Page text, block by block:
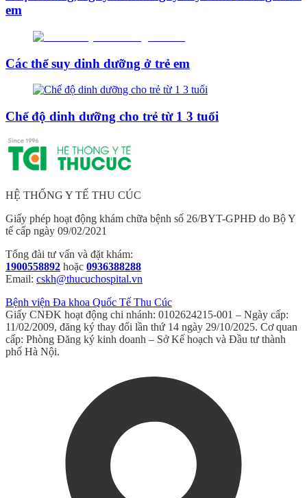
em
Các thể suy dinh dưỡng ở trẻ em
Chế độ dinh dưỡng cho trẻ từ 1 3 tuổi
HỆ THỐNG Y TẾ THU CÚC
Giấy phép hoạt động khám chữa bệnh số 26/BYT-GPHĐ do Bộ Y
tế cấp ngày 09/02/2021
Tổng đài tư vấn và đặt khám:
1900558892 hoặc 0936388288
Email: cskh@thucuchospital.vn
Bệnh viện Đa khoa Quốc Tế Thu Cúc
Giấy CNĐK hoạt động chi nhánh: 0102624215-001 – Ngày cấp:
11/02/2009, đăng ký thay đổi lần thứ 14 ngày 29/10/2025. Cơ quan
cấp: Phòng Đăng ký kinh doanh – Sở Kế hoạch và Đầu tư thành
phố Hà Nội.